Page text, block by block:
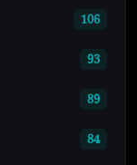
106
93
89
84